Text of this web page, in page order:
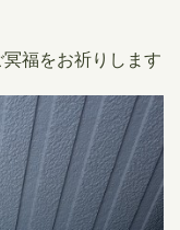
福をお祈りします